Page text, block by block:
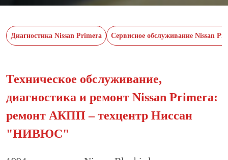
Диагностика Nissan Primera Сервисное обслуживание Nissan
Техническое обслуживание,
диагностика и ремонт Nissan Primera:
ремонт АКПП – техцентр Ниссан
"НИВЮС"